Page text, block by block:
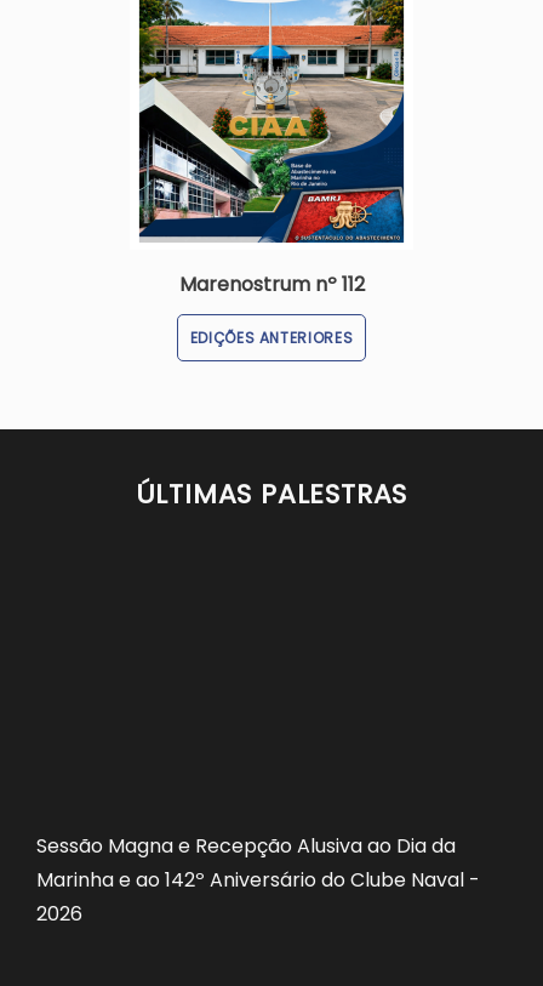
Marenostrum nº 112
EDIÇÕES ANTERIORES
ÚLTIMAS PALESTRAS
Sessão Magna e Recepção Alusiva ao Dia da
Marinha e ao 142º Aniversário do Clube Naval -
2026